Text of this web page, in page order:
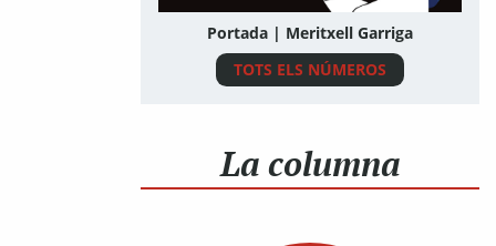
Portada | Meritxell Garriga
TOTS ELS NÚMEROS
La columna